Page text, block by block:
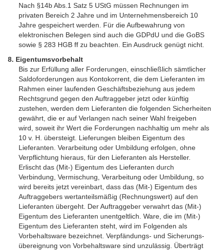
Nach §14b Abs.1 Satz 5 UStG müssen Rechnungen im
privaten Bereich 2 Jahre und im Unternehmensbereich 10
Jahre gespeichert werden. Für die Aufbewahrung von
elektronischen Belegen sind auch die GDPdU und die GoBS
sowie § 283 HGB ff zu beachten. Ein Ausdruck genügt nicht.
8. Eigentumsvorbehalt
Bis zur Erfüllung aller Forderungen, einschließlich sämtlicher
Saldoforderungen aus Kontokorrent, die dem Lieferanten im
Rahmen einer laufenden Geschäftsbeziehung aus jedem
Rechtsgrund gegen den Auftrag­geber jetzt oder künftig
zustehen, werden dem Lieferanten die folgenden Sicherheiten
gewährt, die er auf Verlangen nach seiner Wahl freigeben
wird, soweit ihr Wert die Forderungen nachhaltig um mehr als
10 v. H. übersteigt. Lieferungen bleiben Eigentum des
Lieferanten. Verarbeitung oder Umbildung erfolgen, ohne
Verpflichtung hieraus, für den Lieferanten als Hersteller.
Erlischt das (Mit-) Eigentum des Lieferanten durch
Verbindung, Vermischung, Verarbeitung oder Umbildung, so
wird bereits jetzt vereinbart, dass das (Mit-) Eigentum des
Auftraggebers wertanteilsmäßig (Rechnungswert) auf den
Lieferanten übergeht. Der Auftraggeber verwahrt das (Mit-)
Eigentum des Lieferanten unentgeltlich. Ware, die im (Mit-)
Eigentum des Lieferanten steht, wird im Folgenden als
Vorbehaltsware bezeichnet. Verpfändungs- und Sicherungs­
übereignung von Vorbehaltsware sind unzulässig. Überträgt